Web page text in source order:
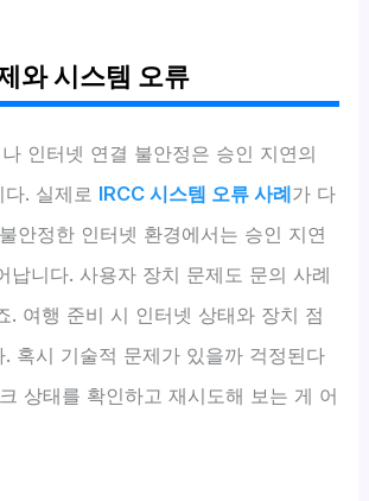
와 시스템 오류
인터넷 연결 불안정은 승인 지연의
. 실제로 IRCC 시스템 오류 사례가 다
안정한 인터넷 환경에서는 승인 지연
납니다. 사용자 장치 문제도 문의 사례
. 여행 준비 시 인터넷 상태와 장치 점
. 혹시 기술적 문제가 있을까 걱정된다
상태를 확인하고 재시도해 보는 게 어